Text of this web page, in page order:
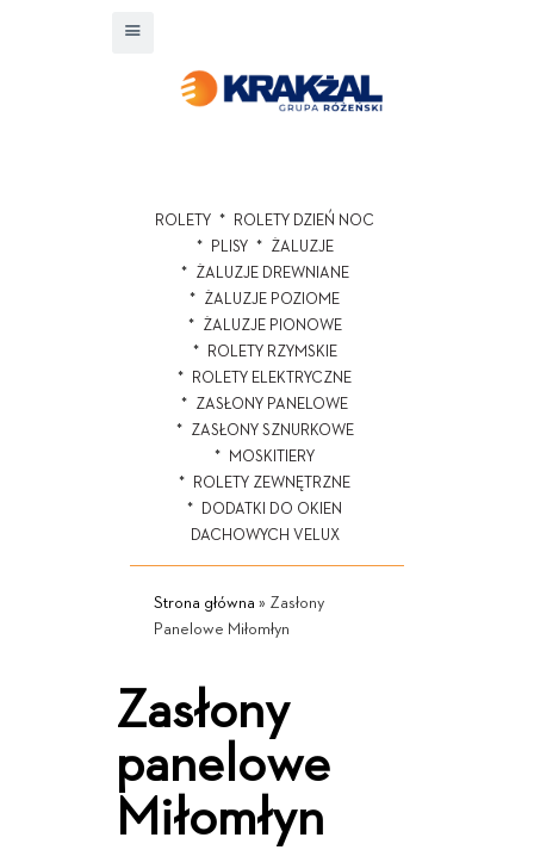
ROLETY
ROLETY DZIEŃ NOC
PLISY
ŻALUZJE
ŻALUZJE DREWNIANE
ŻALUZJE POZIOME
ŻALUZJE PIONOWE
ROLETY RZYMSKIE
ROLETY ELEKTRYCZNE
ZASŁONY PANELOWE
ZASŁONY SZNURKOWE
MOSKITIERY
ROLETY ZEWNĘTRZNE
DODATKI DO OKIEN
DACHOWYCH VELUX
Strona główna » Zasłony
Panelowe Miłomłyn
Zasłony
panelowe
Miłomłyn